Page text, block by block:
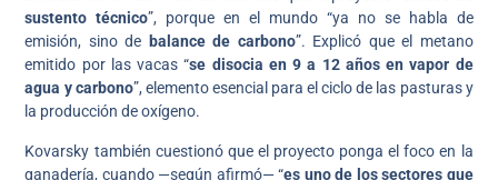
sustento técnico”, porque en el mundo “ya no se habla de
emisión, sino de balance de carbono”. Explicó que el metano
emitido por las vacas “se disocia en 9 a 12 años en vapor de
agua y carbono”, elemento esencial para el ciclo de las pasturas y
la producción de oxígeno.
Kovarsky también cuestionó que el proyecto ponga el foco en la
ganadería, cuando —según afirmó— “es uno de los sectores que